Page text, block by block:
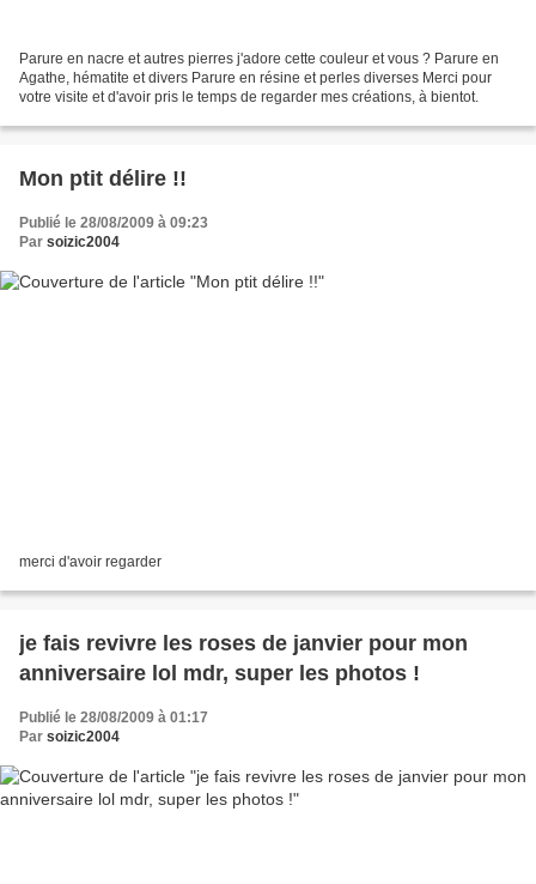
Parure en nacre et autres pierres j'adore cette couleur et vous ? Parure en
Agathe, hématite et divers Parure en résine et perles diverses Merci pour
votre visite et d'avoir pris le temps de regarder mes créations, à bientot.
Mon ptit délire !!
Publié le 28/08/2009 à 09:23
Par soizic2004
merci d'avoir regarder
je fais revivre les roses de janvier pour mon
anniversaire lol mdr, super les photos !
Publié le 28/08/2009 à 01:17
Par soizic2004